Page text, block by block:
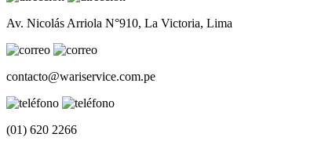
Av. Nicolás Arriola N°910, La Victoria, Lima
contacto@wariservice.com.pe
(01) 620 2266